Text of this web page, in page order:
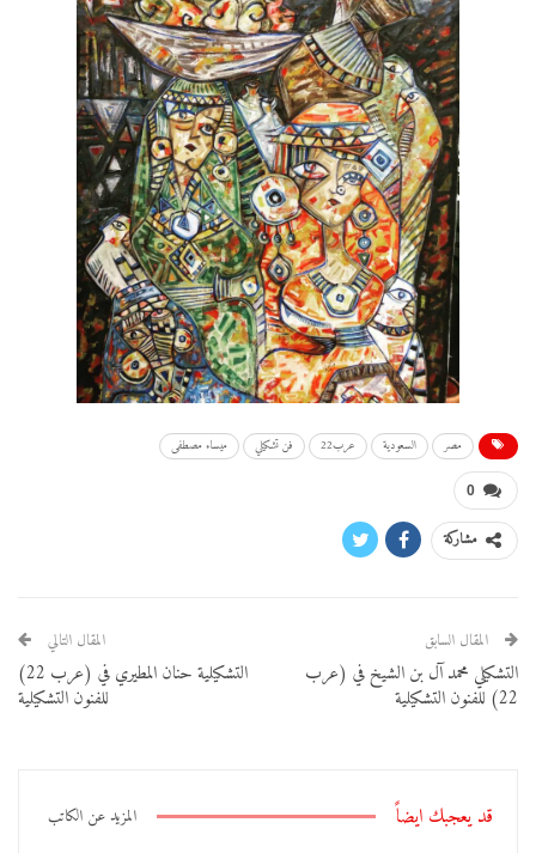
مصر السعودية عرب22 فن تشكيلي ميساء مصطفى
0
مشاركة
المقال السابق
التشكيلي محمد آل بن الشيخ في (عرب
22) للفنون التشكيلية
المقال التالي
التشكيلية حنان المطيري في (عرب 22)
للفنون التشكيلية
قد يعجبك ايضاً المزيد عن الكاتب